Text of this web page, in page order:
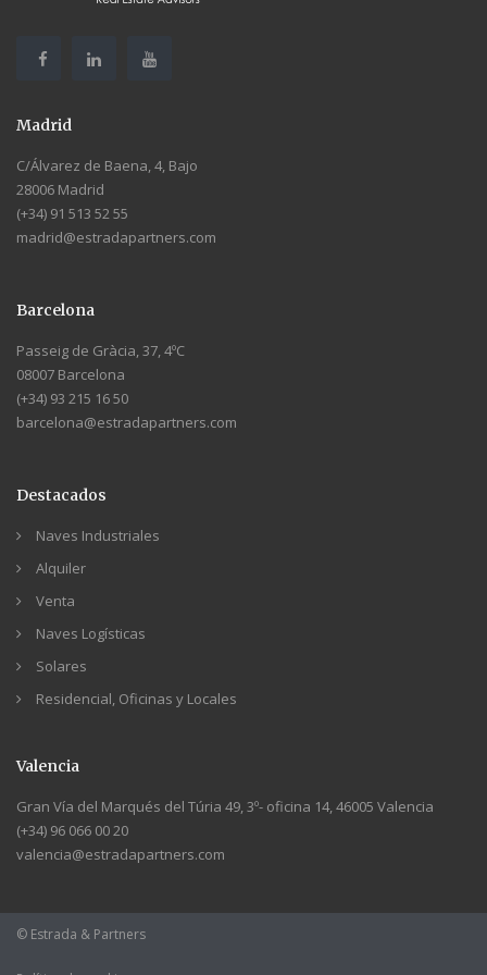
Madrid
C/Álvarez de Baena, 4, Bajo
28006 Madrid
(+34) 91 513 52 55
madrid@estradapartners.com
Barcelona
Passeig de Gràcia, 37, 4ºC
08007 Barcelona
(+34) 93 215 16 50
barcelona@estradapartners.com
Destacados
Naves Industriales
Alquiler
Venta
Naves Logísticas
Solares
Residencial, Oficinas y Locales
Valencia
Gran Vía del Marqués del Túria 49, 3º- oficina 14, 46005 Valencia
(+34) 96 066 00 20
valencia@estradapartners.com
© Estrada & Partners